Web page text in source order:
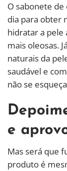
O sabonete
dia para obter
hidratar a pele
mais oleosas.
naturais da
saudável e
não se
e
Mas será que
produto é